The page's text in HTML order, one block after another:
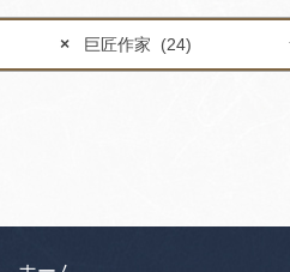
× 巨匠作家 (24)